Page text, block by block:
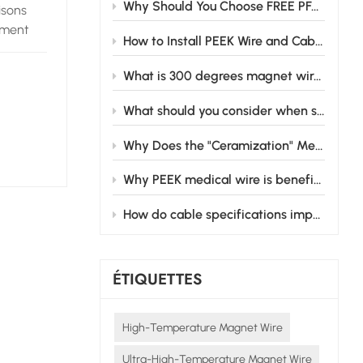
Why Should You Choose FREE PFAS CABLE for Your Business Needs?
How to Install PEEK Wire and Cable Safely in Industrial Settings
What is 300 degrees magnet wire and its main applications
What should you consider when selecting medical wire cable for your medical equipment?
Why Does the "Ceramization" Mechanism of Silicone Rubber Matter for Industrial Safety?
Why PEEK medical wire is beneficial in medical devices
How do cable specifications impact hybrid electric vehicle performance?
ÉTIQUETTES
High-Temperature Magnet Wire
Ultra-High-Temperature Magnet Wire
sont